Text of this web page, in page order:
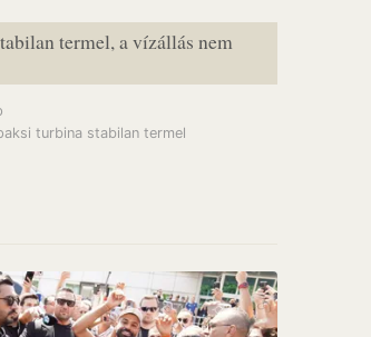
termel, a vízállás nem
turbina stabilan termel